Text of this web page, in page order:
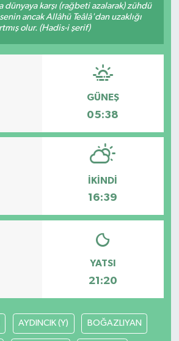
dünyaya karşı (rağbeti azalarak) zühdü
ancak Allâhü Teâlâ'dan uzaklığı
olur. (Hadis-i şerif)
GÜNEŞ
05:38
İKINDI
16:39
YATSI
21:20
AYDINCIK (Y) BOĞAZLIYAN